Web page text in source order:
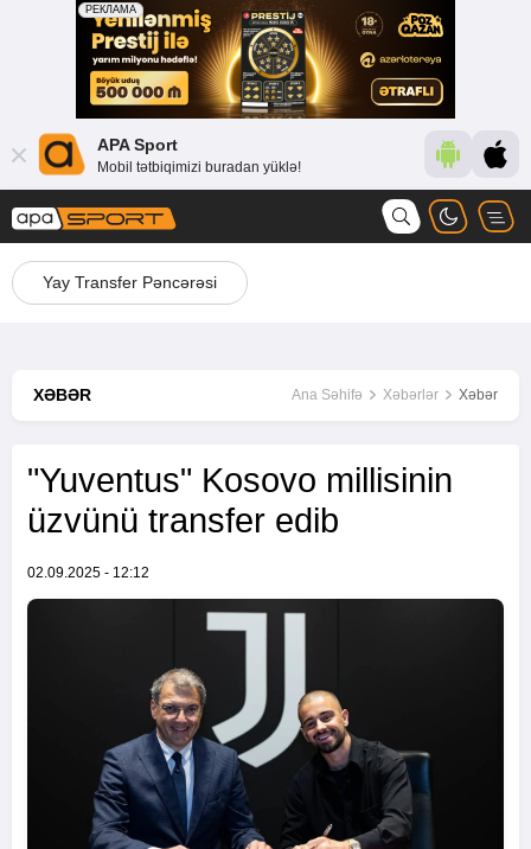
APA Sport
Mobil tətbiqimizi buradan yüklə!
Yay Transfer Pəncərəsi
XƏBƏR Ana Səhifə Xəbərlər Xəbər
"Yuventus" Kosovo millisinin
üzvünü transfer edib
02.09.2025 - 12:12